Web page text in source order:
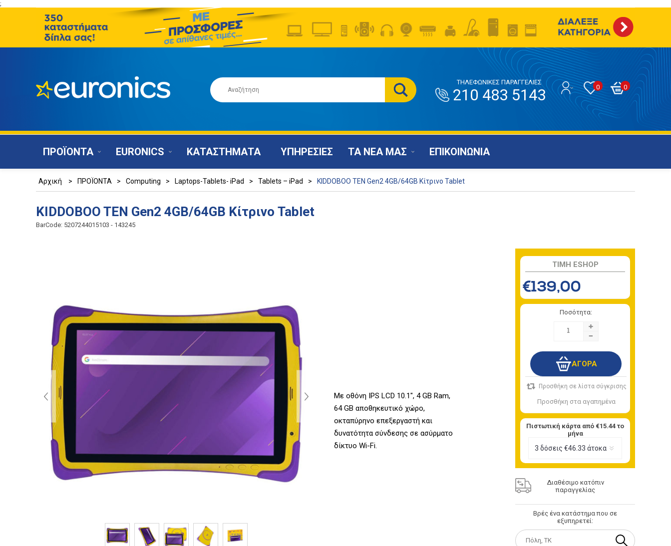
;
0
0
ΤΗΛΕΦΩΝΙΚΕΣ ΠΑΡΑΓΓΕΛΙΕΣ
210 483 5143
ΠΡΟΪΟΝΤΑ EURONICS ΚΑΤΑΣΤΗΜΑΤΑ ΥΠΗΡΕΣΙΕΣ ΤΑ ΝΕΑ ΜΑΣ ΕΠΙΚΟΙΝΩΝΙΑ
Αρχική > ΠΡΟΪΟΝΤΑ > Computing > Laptops-Tablets- iPad > Tablets – iPad > KIDDOBOO TEN Gen2 4GB/64GB Κίτρινο Tablet
KIDDOBOO TEN Gen2 4GB/64GB Κίτρινο Tablet
BarCode: 5207244015103 - 143245
Με οθόνη IPS LCD 10.1", 4 GB Ram,
64 GB αποθηκευτικό χώρο,
οκταπύρηνο επεξεργαστή και
δυνατότητα σύνδεσης σε ασύρματο
δίκτυο Wi-Fi.
TIMH ESHOP
€139,00
Ποσότητα:
+
-
Πιστωτική κάρτα από €15.44 το
μήνα
Διαθέσιμο κατόπιν
παραγγελίας
Βρές ένα κατάστημα που σε
εξυπηρετεί: